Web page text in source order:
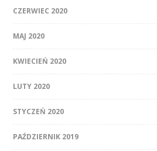
CZERWIEC 2020
MAJ 2020
KWIECIEŃ 2020
LUTY 2020
STYCZEŃ 2020
PAŹDZIERNIK 2019